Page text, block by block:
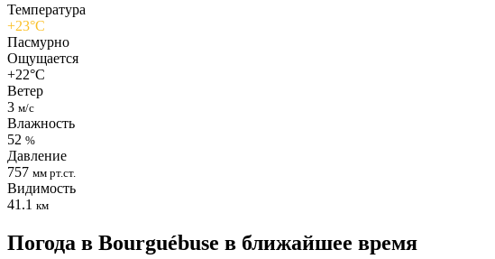
Температура
+23°C
Пасмурно
Ощущается
+22°C
Ветер
3 м/с
Влажность
52 %
Давление
757 мм рт.ст.
Видимость
41.1 км
Погода в Bourguébusе в ближайшее время